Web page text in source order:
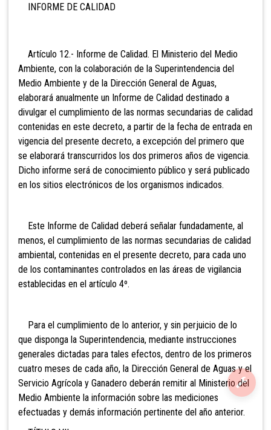
INFORME DE CALIDAD
Artículo 12.- Informe de Calidad. El Ministerio del Medio
Ambiente, con la colaboración de la Superintendencia del
Medio Ambiente y de la Dirección General de Aguas,
elaborará anualmente un Informe de Calidad destinado a
divulgar el cumplimiento de las normas secundarias de calidad
contenidas en este decreto, a partir de la fecha de entrada en
vigencia del presente decreto, a excepción del primero que
se elaborará transcurridos los dos primeros años de vigencia.
Dicho informe será de conocimiento público y será publicado
en los sitios electrónicos de los organismos indicados.
Este Informe de Calidad deberá señalar fundadamente, al
menos, el cumplimiento de las normas secundarias de calidad
ambiental, contenidas en el presente decreto, para cada uno
de los contaminantes controlados en las áreas de vigilancia
establecidas en el artículo 4º.
Para el cumplimiento de lo anterior, y sin perjuicio de lo
que disponga la Superintendencia, mediante instrucciones
generales dictadas para tales efectos, dentro de los primeros
cuatro meses de cada año, la Dirección General de Aguas y el
Servicio Agrícola y Ganadero deberán remitir al Ministerio del
Medio Ambiente la información sobre las mediciones
efectuadas y demás información pertinente del año anterior.